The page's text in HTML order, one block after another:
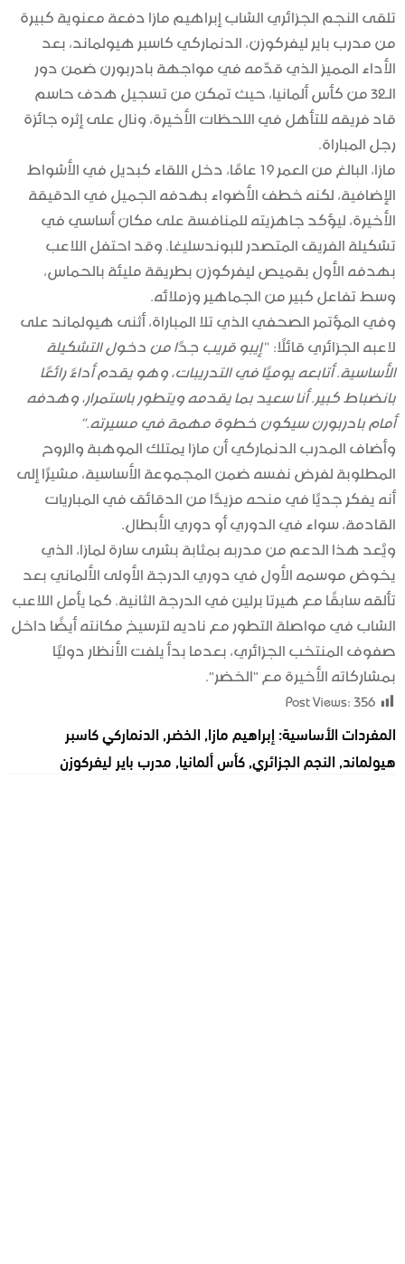
تلقى النجم الجزائري الشاب إبراهيم مازا دفعة معنوية كبيرة
من مدرب باير ليفركوزن، الدنماركي كاسبر هيولماند، بعد
الأداء المميز الذي قدّمه في مواجهة بادربورن ضمن دور
الـ32 من كأس ألمانيا، حيث تمكن من تسجيل هدف حاسم
قاد فريقه للتأهل في اللحظات الأخيرة، ونال على إثره جائزة
رجل المباراة.
مازا، البالغ من العمر 19 عامًا، دخل اللقاء كبديل في الأشواط
الإضافية، لكنه خطف الأضواء بهدفه الجميل في الدقيقة
الأخيرة، ليؤكد جاهزيته للمنافسة على مكان أساسي في
تشكيلة الفريق المتصدر للبوندسليغا. وقد احتفل اللاعب
بهدفه الأول بقميص ليفركوزن بطريقة مليئة بالحماس،
وسط تفاعل كبير من الجماهير وزملائه.
وفي المؤتمر الصحفي الذي تلا المباراة، أثنى هيولماند على
لاعبه الجزائري قائلًا:“إيبو قريب جدًا من دخول التشكيلة
الأساسية. أتابعه يوميًا في التدريبات، وهو يقدم أداءً رائعًا
بانضباط كبير. أنا سعيد بما يقدمه ويتطور باستمرار، وهدفه
أمام بادربورن سيكون خطوة مهمة في مسيرته.”
وأضاف المدرب الدنماركي أن مازا يمتلك الموهبة والروح
المطلوبة لفرض نفسه ضمن المجموعة الأساسية، مشيرًا إلى
أنه يفكر جديًا في منحه مزيدًا من الدقائق في المباريات
القادمة، سواء في الدوري أو دوري الأبطال.
ويُعد هذا الدعم من مدربه بمثابة بشرى سارة لمازا، الذي
يخوض موسمه الأول في دوري الدرجة الأولى الألماني بعد
تألقه سابقًا مع هيرتا برلين في الدرجة الثانية. كما يأمل اللاعب
الشاب في مواصلة التطور مع ناديه لترسيخ مكانته أيضًا داخل
صفوف المنتخب الجزائري، بعدما بدأ يلفت الأنظار دوليًا
بمشاركاته الأخيرة مع “الخضر”.
Post Views:356
المفردات الأساسية:إبراهيم مازا,الخضر,الدنماركي كاسبر
هيولماند,النجم الجزائري,كأس ألمانيا,مدرب باير ليفركوزن